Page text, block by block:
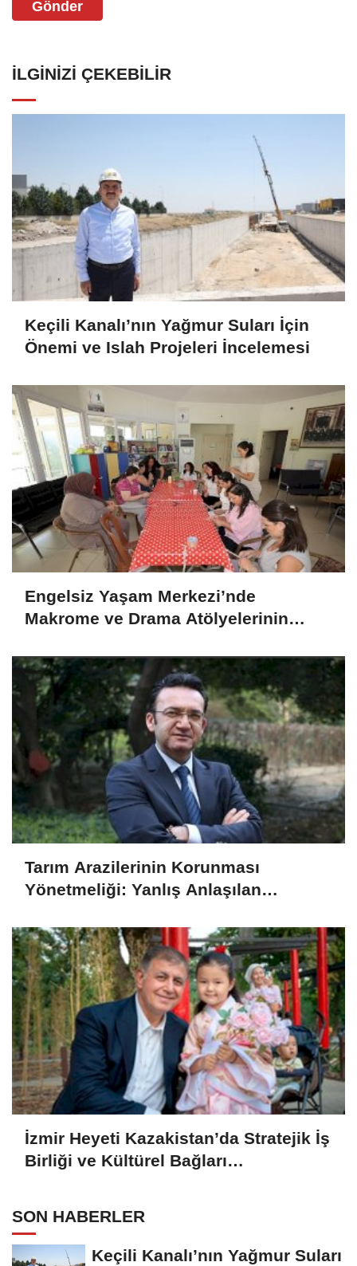
Gönder
İLGINIZI ÇEKEBILIR
Keçili Kanalı’nın Yağmur Suları İçin
Önemi ve Islah Projeleri İncelemesi
Engelsiz Yaşam Merkezi’nde
Makrome ve Drama Atölyelerinin
Tarım Arazilerinin Korunması
Yönetmeliği: Yanlış Anlaşılan
İzmir Heyeti Kazakistan’da Stratejik İş
Birliği ve Kültürel Bağları
SON HABERLER
Keçili Kanalı’nın Yağmur Suları